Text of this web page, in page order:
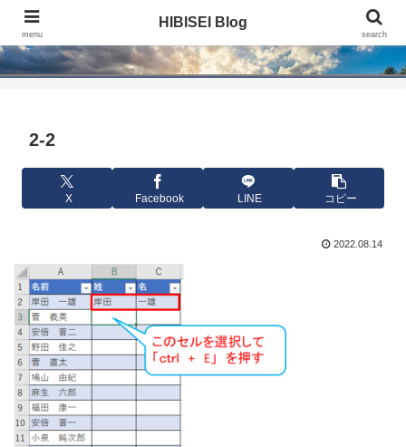
HIBISEI Blog
2-2
X Facebook LINE コピー
2022.08.14
menu
HIBISEI Blog
search